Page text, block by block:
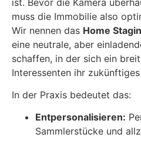
muss die Immobilie also
Wir nennen das Home
eine neutrale, aber
schaffen, in der sich ein
Interessenten ihr
In der Praxis bedeutet das:
Entpersonalisieren:
Sammlerstücke und